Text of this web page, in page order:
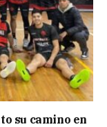
su camino en